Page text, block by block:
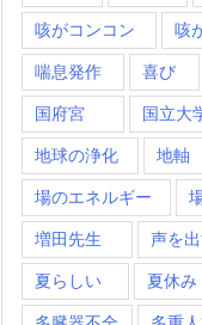
咳がコンコン 咳
喘息発作 喜び
国府宮 国立大
地球の浄化 地軸
場のエネルギー
増田先生 声を
夏らしい 夏休み